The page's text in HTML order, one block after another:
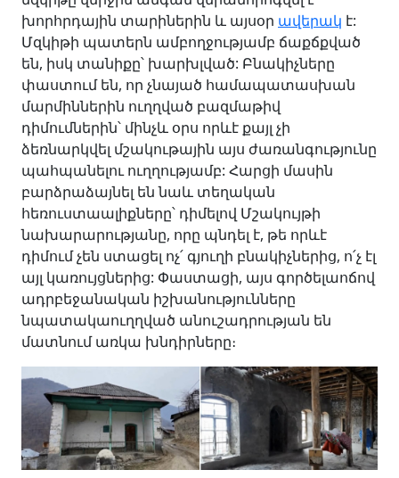
խորհրդային տարիներին և այսօր ավերակ է:
Մզկիթի պատերն ամբողջությամբ ճաքճքված
են, իսկ տանիքը՝ խարխլված: Բնակիչները
փաստում են, որ չնայած համապատասխան
մարմիններին ուղղված բազմաթիվ
դիմումներին՝ մինչև օրս որևէ քայլ չի
ձեռնարկվել մշակութային այս ժառանգությունը
պահպանելու ուղղությամբ: Հարցի մասին
բարձրաձայնել են նաև տեղական
հեռուստաալիքները՝ դիմելով Մշակույթի
նախարարությանը, որը պնդել է, թե որևէ
դիմում չեն ստացել ոչ՛ գյուղի բնակիչներից, ո՛չ էլ
այլ կառույցներից: Փաստացի, այս գործելաոճով
ադրբեջանական իշխանությունները
նպատակաուղղված անուշադրության են
մատնում առկա խնդիրները։